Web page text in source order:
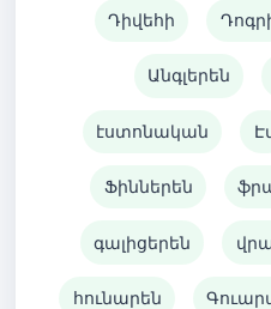
Դիվեհի
Անգլերեն
էստոնական
Ֆիններեն
գալիցերեն
հունարեն